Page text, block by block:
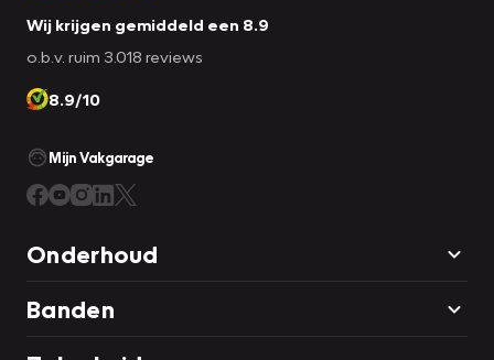
Wij krijgen gemiddeld een 8.9
o.b.v. ruim 3.018 reviews
8.9/10
Mijn Vakgarage
Onderhoud
Banden